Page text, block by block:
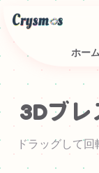
ホー
3Dブ
ドラッグして